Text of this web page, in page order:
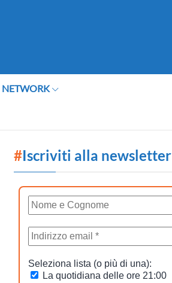
NETWORK
#Iscriviti alla newsletter